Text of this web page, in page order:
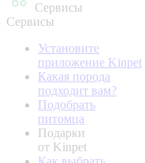
Сервисы
Сервисы
Установите
приложение Kinpet
Какая порода
подходит вам?
Подобрать
питомца
Подарки
от Kinpet